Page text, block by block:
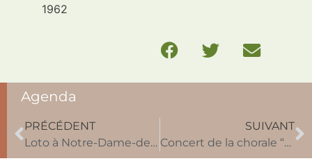
1962
Agenda
PRÉCÉDENT
Loto à Notre-Dame-de-Sanilhac Samedi 1er mars 2025
SUIVANT
Concert de la chorale “3 Petites Notes” Dimanche 18 mai 2025